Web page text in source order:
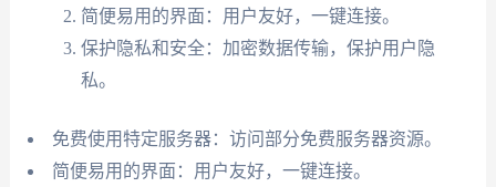
简便易用的界面：用户友好，一键连接。
保护隐私和安全：加密数据传输，保护用户隐
私。
免费使用特定服务器：访问部分免费服务器资源。
简便易用的界面：用户友好，一键连接。